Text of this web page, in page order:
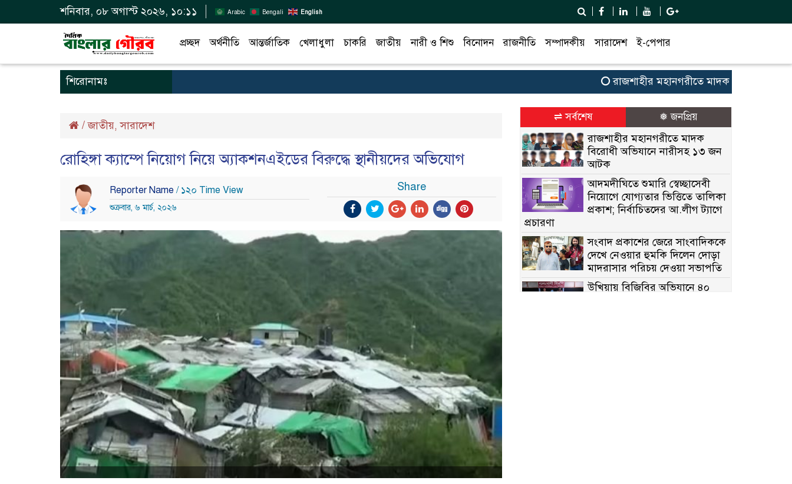
শনিবার, ০৮ অগাস্ট ২০২৬, ১০:১১ Arabic Bengali English
প্রচ্ছদ অর্থনীতি আন্তর্জাতিক খেলাধুলা চাকরি জাতীয় নারী ও শিশু বিনোদন রাজনীতি সম্পাদকীয় সারাদেশ ই-পেপার
শিরোনামঃ রাজশাহীর মহানগরীতে মাদক বিরোধী
/জাতীয়,সারাদেশ
রোহিঙ্গা ক্যাম্পে নিয়োগ নিয়ে অ্যাকশনএইডের বিরুদ্ধে স্থানীয়দের অভিযোগ
Reporter Name / ১২০ Time View
শুক্রবার, ৬ মার্চ, ২০২৬
Share
⇌ সর্বশেষ ❅ জনপ্রিয়
রাজশাহীর মহানগরীতে মাদক
বিরোধী অভিযানে নারীসহ ১৩ জন
আটক
আদমদীঘিতে শুমারি স্বেচ্ছাসেবী
নিয়োগে যোগ্যতার ভিত্তিতে তালিকা
প্রকাশ; নির্বাচিতদের আ.লীগ ট্যাগে
প্রচারণা
সংবাদ প্রকাশের জেরে সাংবাদিককে
দেখে নেওয়ার হুমকি দিলেন দোড়া
মাদরাসার পরিচয় দেওয়া সভাপতি
উখিয়ায় বিজিবির অভিযানে ৪০